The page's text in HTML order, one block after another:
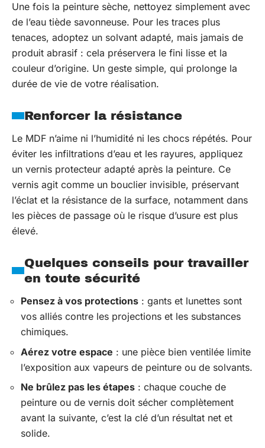
Une fois la peinture sèche, nettoyez simplement avec
de l’eau tiède savonneuse. Pour les traces plus
tenaces, adoptez un solvant adapté, mais jamais de
produit abrasif : cela préservera le fini lisse et la
couleur d’origine. Un geste simple, qui prolonge la
durée de vie de votre réalisation.
Renforcer la résistance
Le MDF n’aime ni l’humidité ni les chocs répétés. Pour
éviter les infiltrations d’eau et les rayures, appliquez
un vernis protecteur adapté après la peinture. Ce
vernis agit comme un bouclier invisible, préservant
l’éclat et la résistance de la surface, notamment dans
les pièces de passage où le risque d’usure est plus
élevé.
Quelques conseils pour travailler
en toute sécurité
Pensez à vos protections : gants et lunettes sont
vos alliés contre les projections et les substances
chimiques.
Aérez votre espace : une pièce bien ventilée limite
l’exposition aux vapeurs de peinture ou de solvants.
Ne brûlez pas les étapes : chaque couche de
peinture ou de vernis doit sécher complètement
avant la suivante, c’est la clé d’un résultat net et
solide.